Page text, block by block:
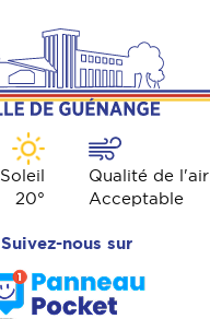
Soleil
20°
Qualité de l'air
Acceptable
Suivez-nous sur